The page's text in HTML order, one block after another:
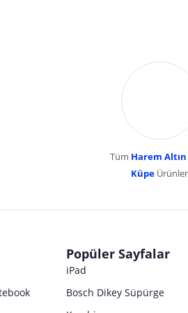
Tüm Harem Altın
Küpe
Popüler Sayfalar
iPad
Bosch Dikey Süpürge